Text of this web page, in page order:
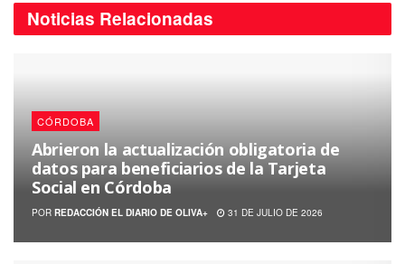
Noticias Relacionadas
CÓRDOBA
Abrieron la actualización obligatoria de
datos para beneficiarios de la Tarjeta
Social en Córdoba
POR REDACCIÓN EL DIARIO DE OLIVA+ 31 DE JULIO DE 2026